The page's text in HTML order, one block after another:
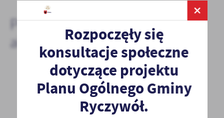
Pozostałe
aktualności
06 - 12 - 2022
Obwieszczenie o zakończeniu postępowania
Rozpoczęły się
konsultacje społeczne
dotyczące projektu
Planu Ogólnego Gminy
Ryczywół.